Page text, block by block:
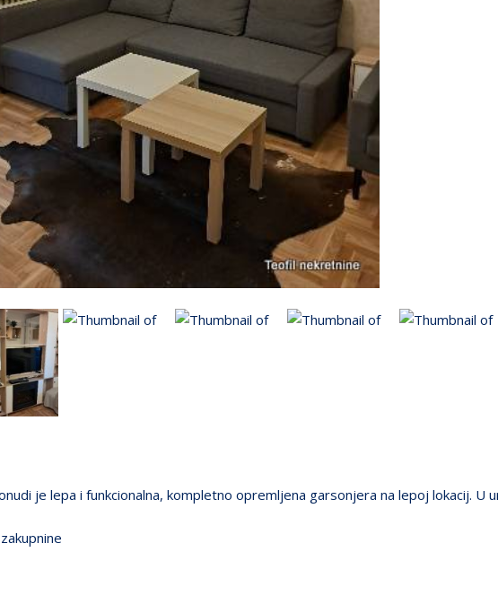
je lepa i funkcionalna, kompletno opremljena garsonjera na lepoj lokacij. U